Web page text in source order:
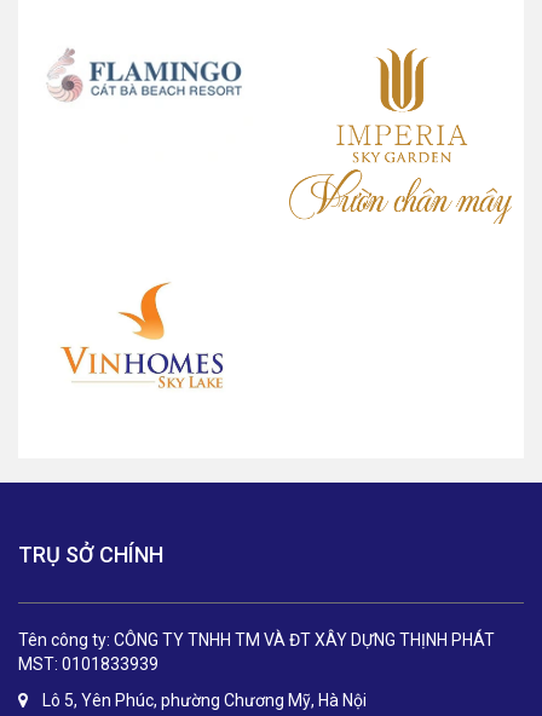
TRỤ SỞ CHÍNH
Tên công ty: CÔNG TY TNHH TM VÀ ĐT XÂY DỰNG THỊNH PHÁT
MST: 0101833939
Lô 5, Yên Phúc, phường Chương Mỹ, Hà Nội